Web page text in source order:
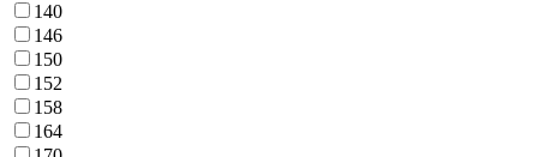
140
146
150
152
158
164